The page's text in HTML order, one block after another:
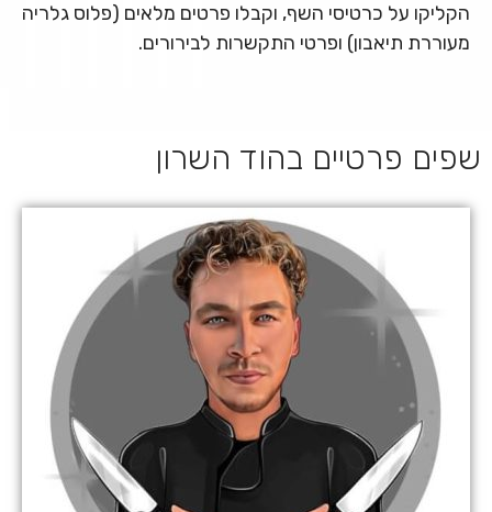
הקליקו על כרטיסי השף, וקבלו פרטים מלאים (פלוס גלריה
מעוררת תיאבון) ופרטי התקשרות לבירורים.
שפים פרטיים בהוד השרון